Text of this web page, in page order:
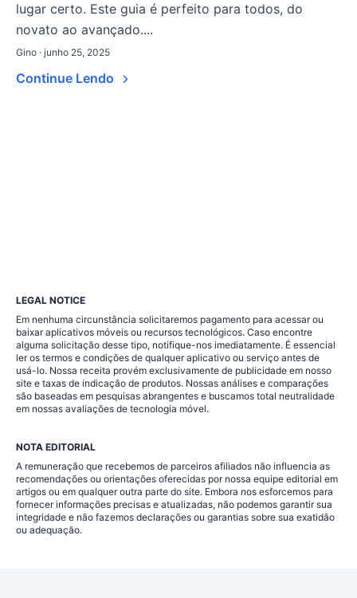
lugar certo. Este guia é perfeito para todos, do
novato ao avançado....
Gino · junho 25, 2025
Continue Lendo
LEGAL NOTICE
Em nenhuma circunstância solicitaremos pagamento para acessar ou
baixar aplicativos móveis ou recursos tecnológicos. Caso encontre
alguma solicitação desse tipo, notifique-nos imediatamente. É essencial
ler os termos e condições de qualquer aplicativo ou serviço antes de
usá-lo. Nossa receita provém exclusivamente de publicidade em nosso
site e taxas de indicação de produtos. Nossas análises e comparações
são baseadas em pesquisas abrangentes e buscamos total neutralidade
em nossas avaliações de tecnologia móvel.
NOTA EDITORIAL
A remuneração que recebemos de parceiros afiliados não influencia as
recomendações ou orientações oferecidas por nossa equipe editorial em
artigos ou em qualquer outra parte do site. Embora nos esforcemos para
fornecer informações precisas e atualizadas, não podemos garantir sua
integridade e não fazemos declarações ou garantias sobre sua exatidão
ou adequação.